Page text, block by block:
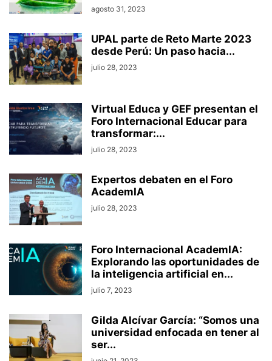
agosto 31, 2023
UPAL parte de Reto Marte 2023
desde Perú: Un paso hacia...
julio 28, 2023
Virtual Educa y GEF presentan el
Foro Internacional Educar para
transformar:...
julio 28, 2023
Expertos debaten en el Foro
AcademIA
julio 28, 2023
Foro Internacional AcademIA:
Explorando las oportunidades de
la inteligencia artificial en...
julio 7, 2023
Gilda Alcívar García: “Somos una
universidad enfocada en tener al
ser...